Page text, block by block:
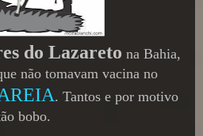
do Lazareto na Bahia,
não tomavam vacina no
. Tantos e por motivo
bobo.